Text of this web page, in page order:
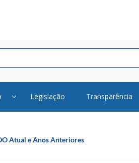
Legislação Transparência
Atual e Anos Anteriores